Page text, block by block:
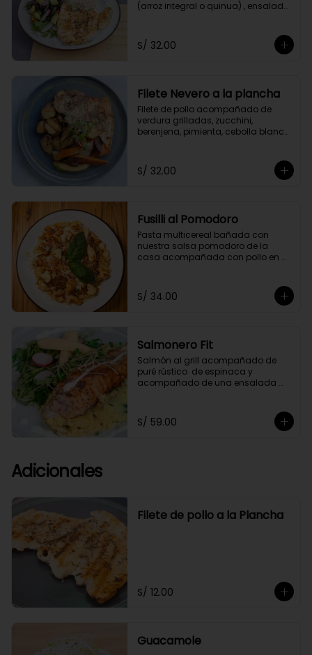
(arroz integral o quinua) , ensalada
S/ 32.00
Filete Nevero a la plancha
Filete de pollo acompañado de
verdura grilladas, zucchini,
berenjena, pimienta, cebolla blanca
S/ 32.00
Fusilli al Pomodoro
Pasta multicereal bañada con
nuestra salsa pomodoro de la
casa acompañada con pollo en
S/ 34.00
Salmonero Fit
Salmón al grill acompañado de
puré rústico  de espinaca y
acompañado de una ensalada
S/ 59.00
Adicionales
Filete de pollo a la Plancha
S/ 12.00
Guacamole